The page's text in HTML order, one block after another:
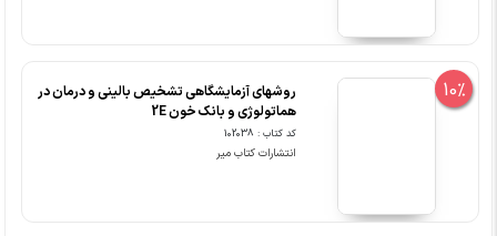
10%
روشهای آزمایشگاهی تشخیص بالینی و درمان در
هماتولوژی و بانک خون 2E
کد کتاب : 102038
انتشارات کتاب میر